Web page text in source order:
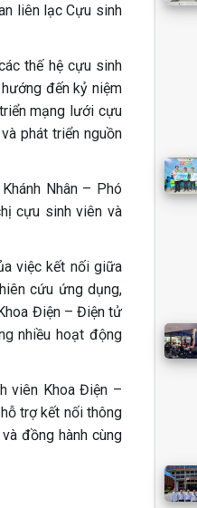
liên lạc Cựu sinh
thế hệ cựu sinh
đến kỷ niệm
mạng lưới cựu
phát triển nguồn
Nhân – Phó
cựu sinh viên và
việc kết nối giữa
cứu ứng dụng,
Điện – Điện tử
nhiều hoạt động
viên Khoa Điện –
trợ kết nối thông
đồng hành cùng